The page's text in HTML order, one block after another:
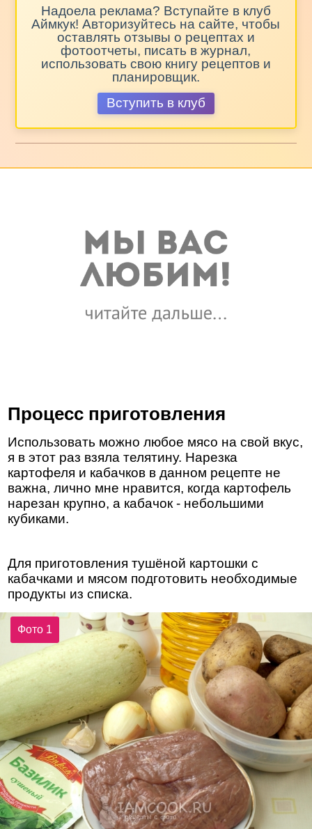
Надоела реклама? Вступайте в клуб
Аймкук! Авторизуйтесь на сайте, чтобы
оставлять отзывы о рецептах и
фотоотчеты, писать в журнал,
использовать свою книгу рецептов и
планировщик.
Вступить в клуб
Процесс приготовления
Использовать можно любое мясо на свой вкус,
я в этот раз взяла телятину. Нарезка
картофеля и кабачков в данном рецепте не
важна, лично мне нравится, когда картофель
нарезан крупно, а кабачок - небольшими
кубиками.
Для приготовления тушёной картошки с
кабачками и мясом подготовить необходимые
продукты из списка.
Фото 1